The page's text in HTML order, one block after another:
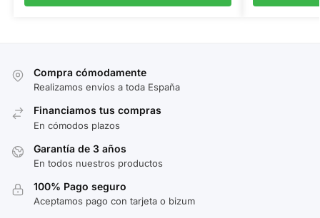
Compra cómodamente
Realizamos envíos a toda España
Financiamos tus compras
En cómodos plazos
Garantía de 3 años
En todos nuestros productos
100% Pago seguro
Aceptamos pago con tarjeta o bizum